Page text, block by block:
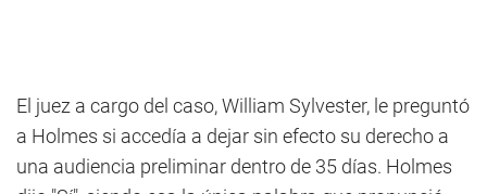
El juez a cargo del caso, William Sylvester, le preguntó
a Holmes si accedía a dejar sin efecto su derecho a
una audiencia preliminar dentro de 35 días. Holmes